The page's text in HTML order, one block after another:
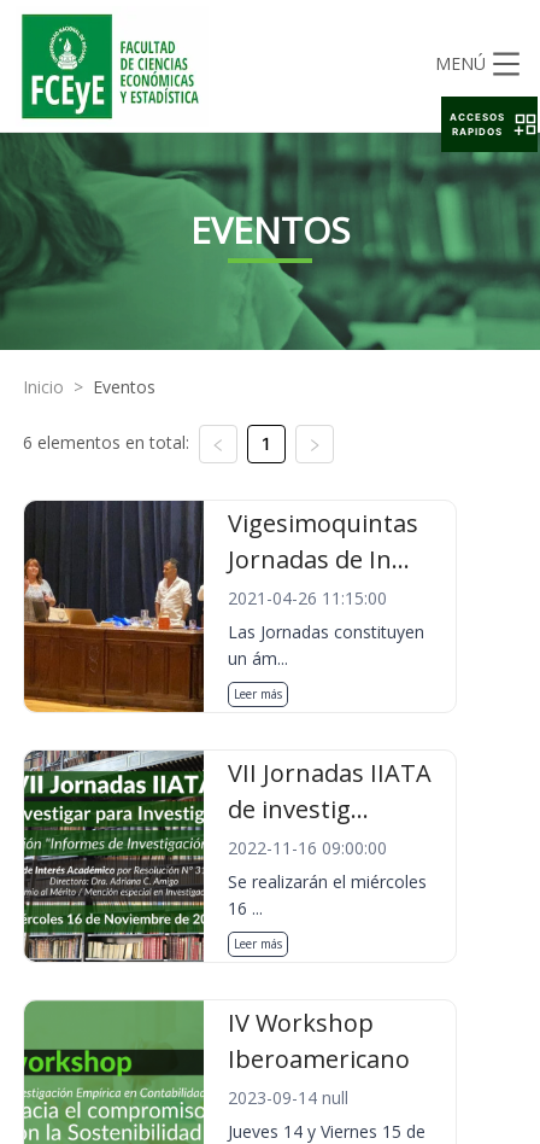
MENÚ
EVENTOS
Inicio > Eventos
6 elementos en total: 1
Vigesimoquintas
Jornadas de In...
2021-04-26 11:15:00
Las Jornadas constituyen
un ám...
Leer más
VII Jornadas IIATA
de investig...
2022-11-16 09:00:00
Se realizarán el miércoles
16 ...
Leer más
IV Workshop
Iberoamericano
2023-09-14 null
Jueves 14 y Viernes 15 de
ACCESOS
RAPIDOS